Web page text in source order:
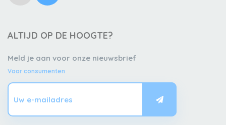
ALTIJD OP DE HOOGTE?
Meld je aan voor onze nieuwsbrief
Voor consumenten